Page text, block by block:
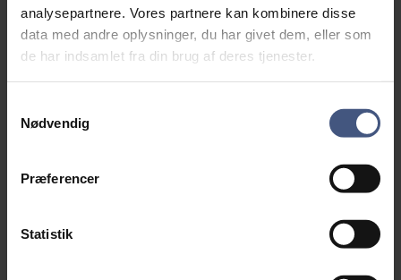
analysepartnere. Vores partnere kan kombinere disse
data med andre oplysninger, du har givet dem, eller som
de har indsamlet fra din brug af deres tjenester.
Nødvendig
Præferencer
Statistik
A-indkomst:
skatten trækkes, inden pengene bliver
udbetalt.
B-indkomst:den fulde løn bliver udbetalt, og
lønmodtageren afregner selv skatten med Skat ved